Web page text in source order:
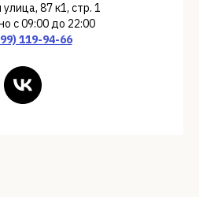
87 к1, стр. 1
с 09:00 до 22:00
119-94-66